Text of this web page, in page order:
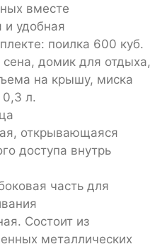
вместе
и удобная
поилка 600 куб.
домик для отдыха,
на крышу, миска
л.
открывающаяся
доступа внутрь
часть для
Состоит из
металлических